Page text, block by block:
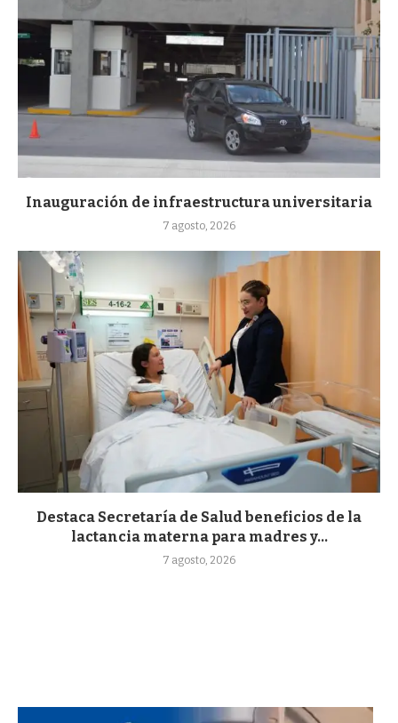
Inauguración de infraestructura universitaria
7 agosto, 2026
Destaca Secretaría de Salud beneficios de la
lactancia materna para madres y...
7 agosto, 2026